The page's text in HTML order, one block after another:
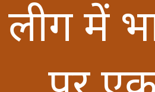
लीग में